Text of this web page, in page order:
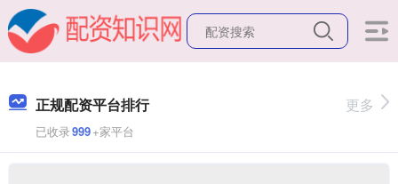
正规配资平台排行
已收录999+家平台
更多